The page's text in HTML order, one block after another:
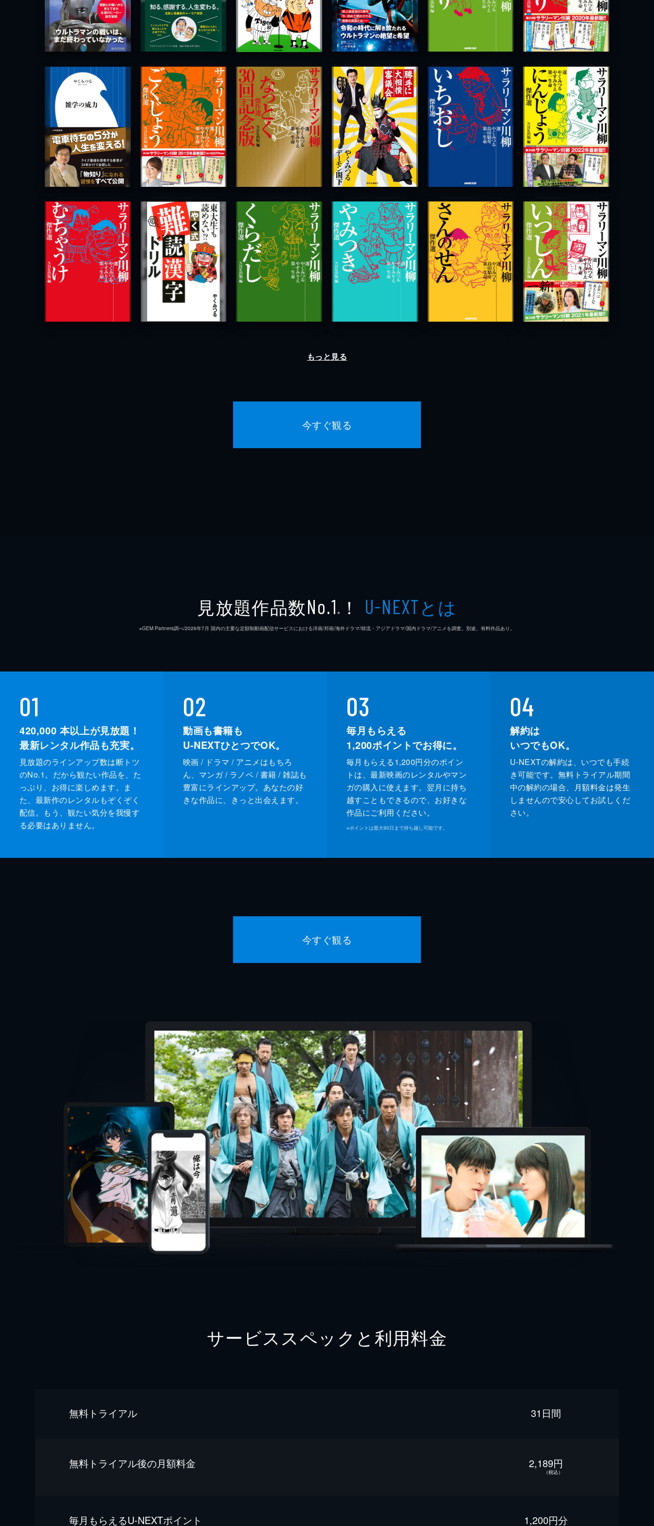
もっと見る
今すぐ観る
見放題作品数No.1 ※ ！ U-NEXTとは
※GEM Partners調べ/2026年7⽉ 国内の主要な定額制動画配信サービスにおける洋画/邦画/海外ドラマ/韓流・アジアドラマ/国内ドラマ/アニメを調査。別途、有料作品あり。
01
420,000 本以上が見放題！
最新レンタル作品も充実。
見放題のラインアップ数は断トツ
のNo.1。だから観たい作品を、た
っぷり、お得に楽しめます。ま
た、最新作のレンタルもぞくぞく
配信。もう、観たい気分を我慢す
る必要はありません。
02
動画も書籍も
U-NEXTひとつでOK。
映画 / ドラマ / アニメはもちろ
ん、マンガ / ラノベ / 書籍 / 雑誌も
豊富にラインアップ。あなたの好
きな作品に、きっと出会えます。
03
毎月もらえる
1,200ポイントでお得に。
毎月もらえる1,200円分のポイン
トは、最新映画のレンタルやマン
ガの購入に使えます。翌月に持ち
越すこともできるので、お好きな
作品にご利用ください。
※ポイントは最大90日まで持ち越し可能です。
04
解約は
いつでもOK。
U-NEXTの解約は、いつでも手続
き可能です。無料トライアル期間
中の解約の場合、月額料金は発生
しませんので安心してお試しくだ
さい。
今すぐ観る
サービススペックと利用料金
無料トライアル 31日間
無料トライアル後の⽉額料金 2,189円
（税込）
毎⽉もらえるU-NEXTポイント 1,200円分